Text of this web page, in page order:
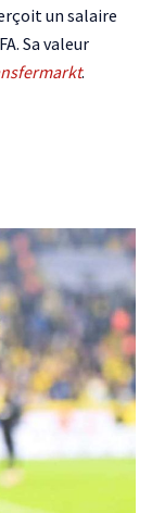
un salaire
Sa valeur
.